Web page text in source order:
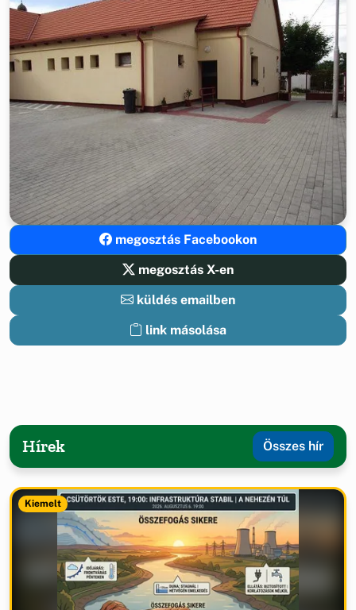
megosztás Facebookon
megosztás X-en
küldés emailben
link másolása
Hírek Összes hír
Kiemelt